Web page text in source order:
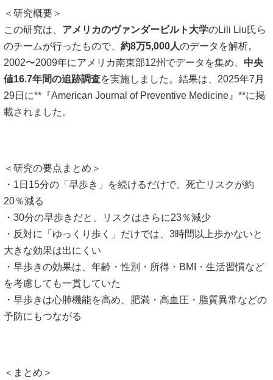
＜研究概要＞
この研究は、 アメリカのヴァンダービルト大学のLili Liu氏ら
のチームが行ったもので、 約8万5,000人のデータを解析。
2002〜2009年にアメリカ南東部12州でデータを集め、 中央
値16.7年間の追跡調査を実施しました。結果は、2025年7月
29日に**『American Journal of Preventive Medicine』**に掲
載されました。
＜研究の要点まとめ＞
・1日15分の「早歩き」を続けるだけで、死亡リスクが約
20％減る
・30分の早歩きだと、リスクはさらに23％減少
・反対に「ゆっくり歩く」だけでは、3時間以上歩かないと
大きな効果は出にくい
・早歩きの効果は、年齢・性別・所得・BMI・生活習慣など
を考慮しても一貫していた
・早歩きは心肺機能を高め、肥満・高血圧・脂質異常などの
予防にもつながる
＜まとめ＞